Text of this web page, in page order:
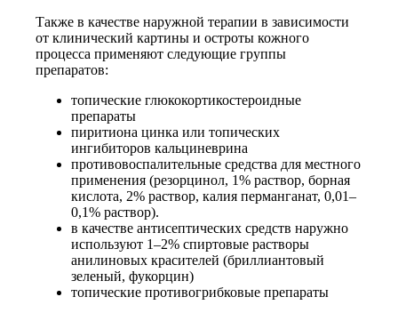
Также в качестве наружной терапии в зависимости
от клинический картины и остроты кожного
процесса применяют следующие группы
препаратов:
топические глюкокортикостероидные
препараты
пиритиона цинка или топических
ингибиторов кальциневрина
противовоспалительные средства для местного
применения (резорцинол, 1% раствор, борная
кислота, 2% раствор, калия перманганат, 0,01–
0,1% раствор).
в качестве антисептических средств наружно
используют 1–2% спиртовые растворы
анилиновых красителей (бриллиантовый
зеленый, фукорцин)
топические противогрибковые препараты